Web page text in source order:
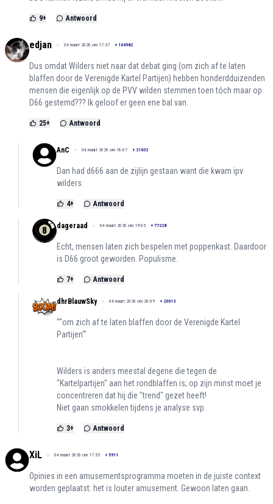
9+ Antwoord
edjan 04 maart 2026 om 17:37 + 104982
Dus omdat Wilders niet naar dat debat ging (om zich af te laten
blaffen door de Verenigde Kartel Partijen) hebben honderdduizenden
mensen die eigenlijk op de PVV wilden stemmen toen tóch maar op
D66 gestemd??? Ik geloof er geen ene bal van.
25+ Antwoord
AnC 04 maart 2026 om 18:07 + 21632
Dan had d666 aan de zijlijn gestaan want die kwam ipv
wilders.
4+ Antwoord
dageraad 04 maart 2026 om 19:05 + 77228
Echt, mensen laten zich bespelen met poppenkast. Daardoor
is D66 groot geworden. Populisme.
7+ Antwoord
dhrBlauwSky 04 maart 2026 om 20:09 + 20013
""om zich af te laten blaffen door de Verenigde Kartel
Partijen"'
Wilders is anders meestal degene die tegen de
"Kartelpartijen" aan het rondblaffen is; op zijn minst moet je
concentreren dat hij die "trend" gezet heeft!
Niet gaan smokkelen tijdens je analyse svp.
3+ Antwoord
XiL 04 maart 2026 om 17:35 + 5911
Opinies in een amusementsprogramma moeten in de juiste context
worden geplaatst: het is louter amusement. Gewoon laten gaan.